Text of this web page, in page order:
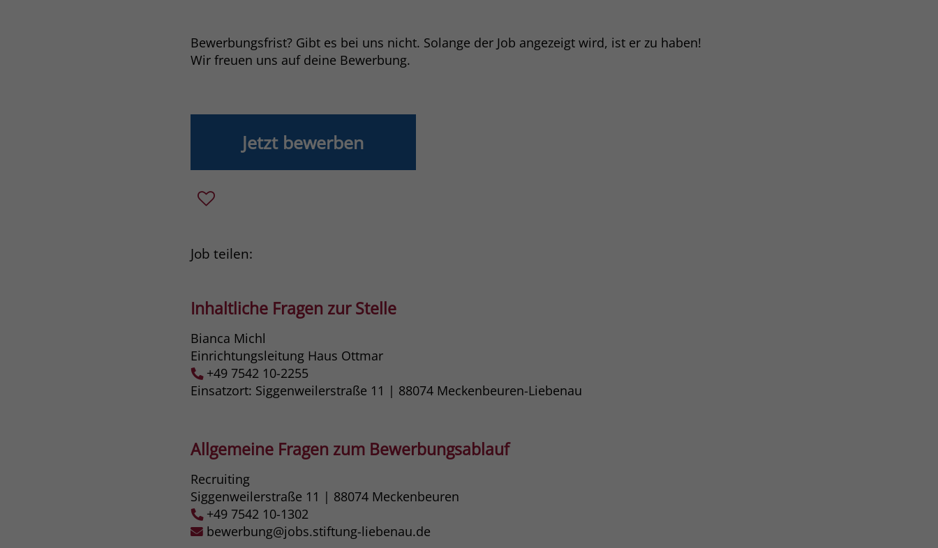
Bewerbungsfrist? Gibt es bei uns nicht. Solange der Job angezeigt wird, ist er zu haben!
Wir freuen uns auf deine Bewerbung.
Jetzt bewerben
Job teilen:
Inhaltliche Fragen zur Stelle
Bianca Michl
Einrichtungsleitung Haus Ottmar
+49 7542 10-2255
Einsatzort: Siggenweilerstraße 11 | 88074​ Meckenbeuren-Liebenau
Allgemeine Fragen zum Bewerbungsablauf
Recruiting
Siggenweilerstraße 11 | 88074 Meckenbeuren
+49 7542 10-1302
bewerbung@jobs.stiftung-liebenau.de
Zweck
Der Zweck von _fbp ist vollständig auf die
Werbe- und Analysebemühungen von
platziert es, während ein Verbraucher auf